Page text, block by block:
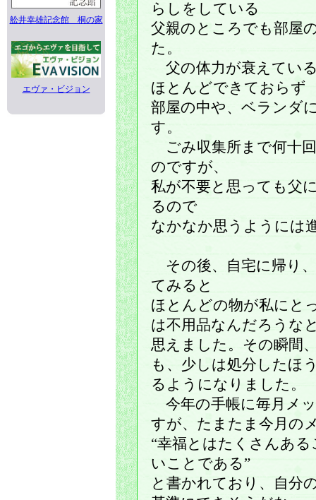
舩井幸雄記念館 桐の家
エヴァ・ビジョン
らしをしている
父親のところでも部屋
た。
父の体力が衰えてい
ほとんどできておらず
部屋の中や、ベランダ
す。
ごみ収集所まで何十
のですが、
私が不要と思っても父
るので
なかなか思うようには
その後、自宅に帰り
てみると
ほとんどの物が私にと
は不用品なんだろうな
思えました。その瞬間
も、少しは処分したほ
るようになりました。
今年の手帳に毎月メ
すが、たまたま今月の
“幸福とはたくさんあ
いことである”
と書かれており、自分